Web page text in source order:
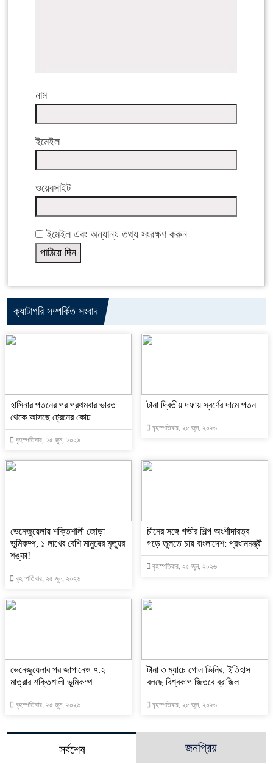
নাম
ইমেইল
ওয়েবসাইট
ইমেইল এবং অন্যান্য তথ্য সংরক্ষণ করুন
ক্যাটাগরি সম্পর্কিত সংবাদ
হাসিনার পতনের পর প্রথমবার ভারত
থেকে আসছে ট্রেনের কোচ
বৃহস্পতিবার, ২৫ জুন, ২০২৬
টানা দ্বিতীয় দফায় স্বর্ণের দামে পতন
বৃহস্পতিবার, ২৫ জুন, ২০২৬
ভেনেজুয়েলায় শক্তিশালী জোড়া
ভূমিকম্প, ১ লাখের বেশি মানুষের মৃত্যুর
শঙ্কা!
বৃহস্পতিবার, ২৫ জুন, ২০২৬
চীনের সঙ্গে গভীর শিল্প অংশীদারত্ব
গড়ে তুলতে চায় বাংলাদেশ: প্রধানমন্ত্রী
বৃহস্পতিবার, ২৫ জুন, ২০২৬
ভেনেজুয়েলার পর জাপানেও ৭.২
মাত্রার শক্তিশালী ভূমিকম্প
বৃহস্পতিবার, ২৫ জুন, ২০২৬
টানা ৩ ম্যাচে গোল ভিনির, ইতিহাস
বলছে বিশ্বকাপ জিতবে ব্রাজিল
বৃহস্পতিবার, ২৫ জুন, ২০২৬
সর্বশেষ জনপ্রিয়